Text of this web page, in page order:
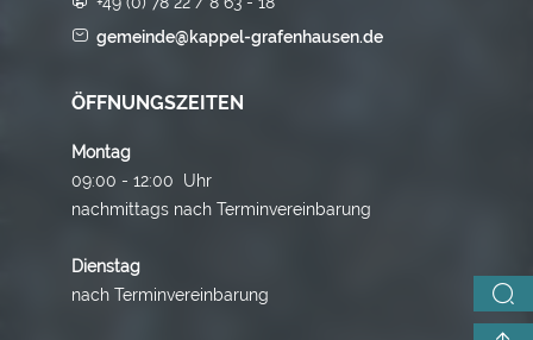
gemeinde@kappel-grafenhausen.de
ÖFFNUNGSZEITEN
Montag
09:00 - 12:00 Uhr
nachmittags nach Terminvereinbarung
Dienstag
nach Terminvereinbarung